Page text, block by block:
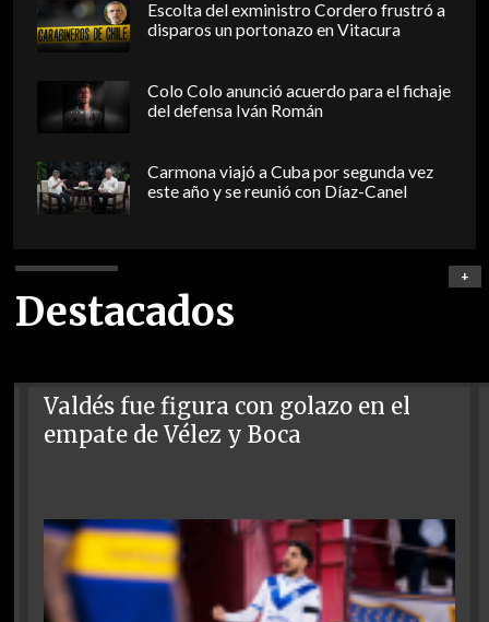
Escolta del exministro Cordero frustró a
disparos un portonazo en Vitacura
Colo Colo anunció acuerdo para el fichaje
del defensa Iván Román
Carmona viajó a Cuba por segunda vez
este año y se reunió con Díaz-Canel
Destacados
+
Valdés fue figura con golazo en el
empate de Vélez y Boca